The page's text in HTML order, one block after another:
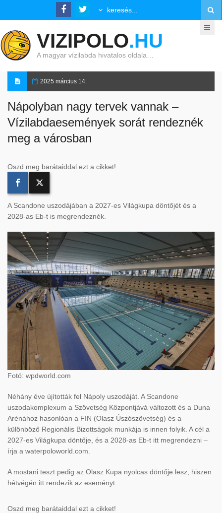
VIZIPOLO.HU
A magyar vízilabda hivatalos oldala…
2025 március 14.
Nápolyban nagy tervek vannak –
Vízilabdaesemények sorát rendeznék
meg a városban
Oszd meg barátaiddal ezt a cikket!
A Scandone uszodájában a 2027-es Világkupa döntőjét és a
2028-as Eb-t is megrendeznék.
Fotó: wpdworld.com
Néhány éve újították fel Nápoly uszodáját. A Scandone
uszodakomplexum a Szövetség Központjává változott és a Duna
Arénához hasonlóan a FIN (Olasz Úszószövetség) és a
különböző Regionális Bizottságok munkája is innen folyik. A cél a
2027-es Világkupa döntője, és a 2028-as Eb-t itt megrendezni –
írja a waterpoloworld.com.
A mostani teszt pedig az Olasz Kupa nyolcas döntője lesz, hiszen
hétvégén itt rendezik az eseményt.
Oszd meg barátaiddal ezt a cikket!